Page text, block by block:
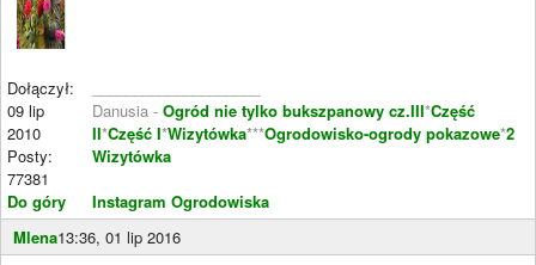
Dołączył:
09 lip
2010
Posty:
77381
Do góry
Danusia - Ogród nie tylko bukszpanowy cz.III*Część
II*Część I*Wizytówka***Ogrodowisko-ogrody pokazowe*2
Wizytówka
Instagram Ogrodowiska
Mlena13:36, 01 lip 2016